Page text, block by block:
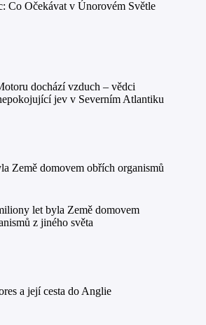
Co Očekávat v Únorovém Světle
dochází vzduch – vědci
jev v Severním Atlantiku
Země domovem obřích organismů
let byla Země domovem
z jiného světa
a její cesta do Anglie